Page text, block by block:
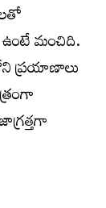
మంచిది.
ప్రయాణాలు